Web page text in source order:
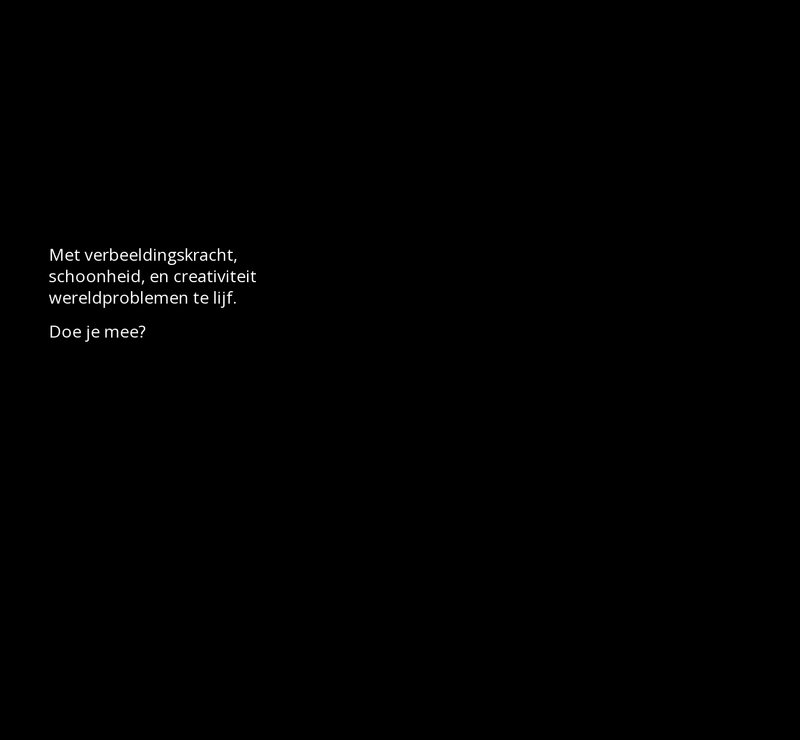
Met verbeeldingskracht,
schoonheid, en creativiteit
wereldproblemen te lijf.
Doe je mee?